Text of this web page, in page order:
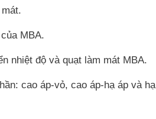
MBA.
nhiệt độ và quạt làm mát MBA.
cao áp-vỏ, cao áp-hạ áp và hạ